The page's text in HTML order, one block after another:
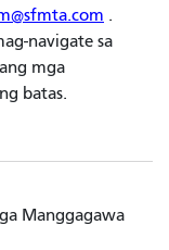
.
navigate sa
mga
batas.
Manggagawa